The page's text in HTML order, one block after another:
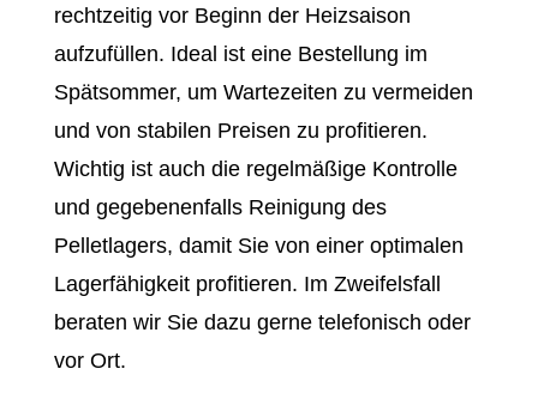
rechtzeitig vor Beginn der Heizsaison
aufzufüllen. Ideal ist eine Bestellung im
Spätsommer, um Wartezeiten zu vermeiden
und von stabilen Preisen zu profitieren.
Wichtig ist auch die regelmäßige Kontrolle
und gegebenenfalls Reinigung des
Pelletlagers, damit Sie von einer optimalen
Lagerfähigkeit profitieren. Im Zweifelsfall
beraten wir Sie dazu gerne telefonisch oder
vor Ort.